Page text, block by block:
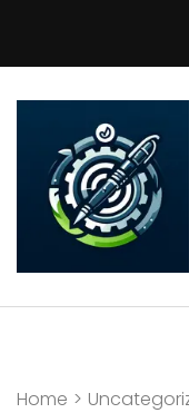
inhoud
(druk
Enter)
Home >